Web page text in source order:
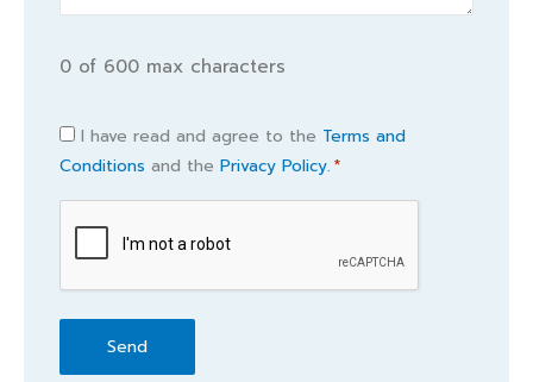
0 of 600 max characters
Consent
*
I have read and agree to the Terms and
Conditions and the Privacy Policy. *